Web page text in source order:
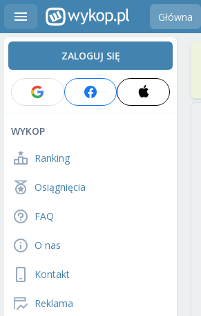
Główna
ZALOGUJ SIĘ
WYKOP
Ranking
Osiągnięcia
FAQ
O nas
Kontakt
Reklama